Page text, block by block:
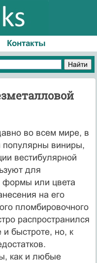
Контакты
во всем мире, в
популярны виниры,
вестибулярной
для
формы или цвета
на его
пломбировочного
распространился
быстроте, но, к
как и любые